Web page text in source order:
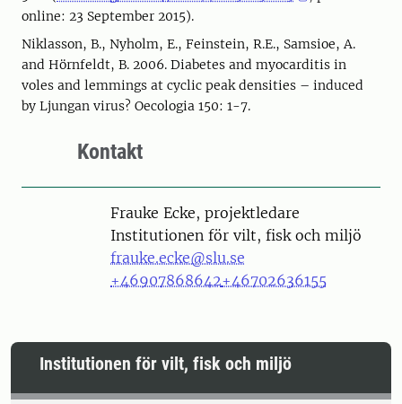
online: 23 September 2015).
Niklasson, B., Nyholm, E., Feinstein, R.E., Samsioe, A.
and Hörnfeldt, B. 2006. Diabetes and myocarditis in
voles and lemmings at cyclic peak densities – induced
by Ljungan virus? Oecologia 150: 1-7.
Kontakt
PersonFrauke Ecke, projektledare
Institutionen för vilt, fisk och miljö
frauke.ecke@slu.se
+46907868642+46702636155
Institutionen för vilt, fisk och miljö